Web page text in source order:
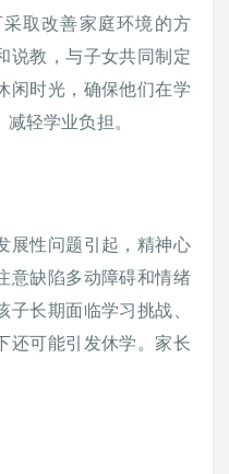
取改善家庭环境的方
说教，与子女共同制定
闲时光，确保他们在学
轻学业负担。
展性问题引起，精神心
意缺陷多动障碍和情绪
长期面临学习挑战、
还可能引发休学。家长